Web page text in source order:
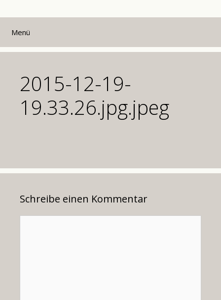
Zum
InhaltMenü
2015-12-19-
19.33.26.jpg.jpeg
Schreibe einen Kommentar